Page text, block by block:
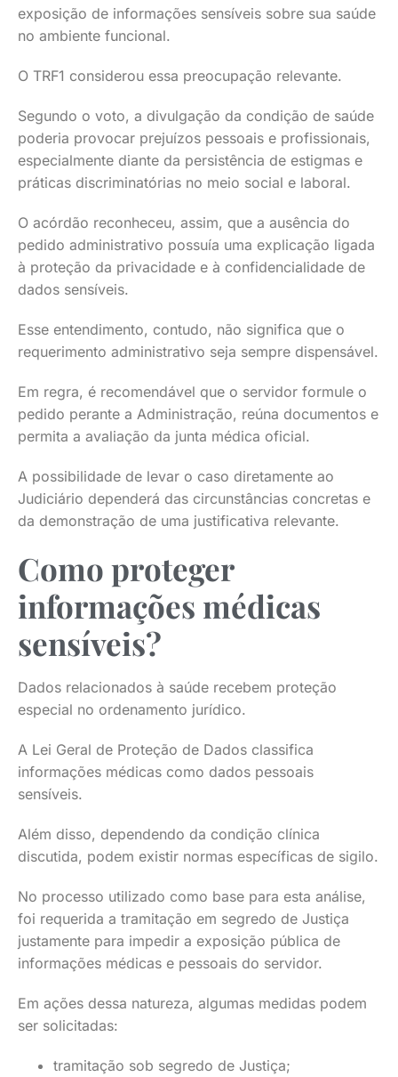
exposição de informações sensíveis sobre sua saúde
no ambiente funcional.
O TRF1 considerou essa preocupação relevante.
Segundo o voto, a divulgação da condição de saúde
poderia provocar prejuízos pessoais e profissionais,
especialmente diante da persistência de estigmas e
práticas discriminatórias no meio social e laboral.
O acórdão reconheceu, assim, que a ausência do
pedido administrativo possuía uma explicação ligada
à proteção da privacidade e à confidencialidade de
dados sensíveis.
Esse entendimento, contudo, não significa que o
requerimento administrativo seja sempre dispensável.
Em regra, é recomendável que o servidor formule o
pedido perante a Administração, reúna documentos e
permita a avaliação da junta médica oficial.
A possibilidade de levar o caso diretamente ao
Judiciário dependerá das circunstâncias concretas e
da demonstração de uma justificativa relevante.
Como proteger
informações médicas
sensíveis?
Dados relacionados à saúde recebem proteção
especial no ordenamento jurídico.
A Lei Geral de Proteção de Dados classifica
informações médicas como dados pessoais
sensíveis.
Além disso, dependendo da condição clínica
discutida, podem existir normas específicas de sigilo.
No processo utilizado como base para esta análise,
foi requerida a tramitação em segredo de Justiça
justamente para impedir a exposição pública de
informações médicas e pessoais do servidor.
Em ações dessa natureza, algumas medidas podem
ser solicitadas:
tramitação sob segredo de Justiça;